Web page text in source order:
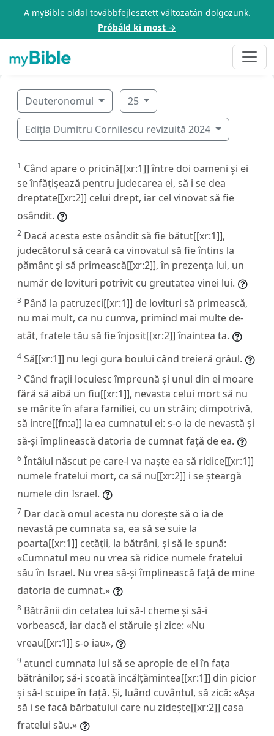
A myBible oldal továbbfejlesztett változatán dolgozunk.
Próbáld ki most →
Deuteronomul 25
Ediția Dumitru Cornilescu revizuită 2024
1 Când apare o pricină[[xr:1]] între doi oameni și ei
se înfățișează pentru judecarea ei, să i se dea
dreptate[[xr:2]] celui drept, iar cel vinovat să fie
osândit.
2 Dacă acesta este osândit să fie bătut[[xr:1]],
judecătorul să ceară ca vinovatul să fie întins la
pământ și să primească[[xr:2]], în prezența lui, un
număr de lovituri potrivit cu greutatea vinei lui.
3 Până la patruzeci[[xr:1]] de lovituri să primească,
nu mai mult, ca nu cumva, primind mai multe de-
atât, fratele tău să fie înjosit[[xr:2]] înaintea ta.
4 Să[[xr:1]] nu legi gura boului când treieră grâul.
5 Când frații locuiesc împreună și unul din ei moare
fără să aibă un fiu[[xr:1]], nevasta celui mort să nu
se mărite în afara familiei, cu un străin; dimpotrivă,
să intre[[fn:a]] la ea cumnatul ei: s-o ia de nevastă și
să-și împlinească datoria de cumnat față de ea.
6 Întâiul născut pe care-l va naște ea să ridice[[xr:1]]
numele fratelui mort, ca să nu[[xr:2]] i se șteargă
numele din Israel.
7 Dar dacă omul acesta nu dorește să o ia de
nevastă pe cumnata sa, ea să se suie la
poarta[[xr:1]] cetății, la bătrâni, și să le spună:
«Cumnatul meu nu vrea să ridice numele fratelui
său în Israel. Nu vrea să-și împlinească față de mine
datoria de cumnat.»
8 Bătrânii din cetatea lui să-l cheme și să-i
vorbească, iar dacă el stăruie și zice: «Nu
vreau[[xr:1]] s-o iau»,
9 atunci cumnata lui să se apropie de el în fața
bătrânilor, să-i scoată încălțămintea[[xr:1]] din picior
și să-l scuipe în față. Și, luând cuvântul, să zică: «Așa
să i se facă bărbatului care nu zidește[[xr:2]] casa
fratelui său.»